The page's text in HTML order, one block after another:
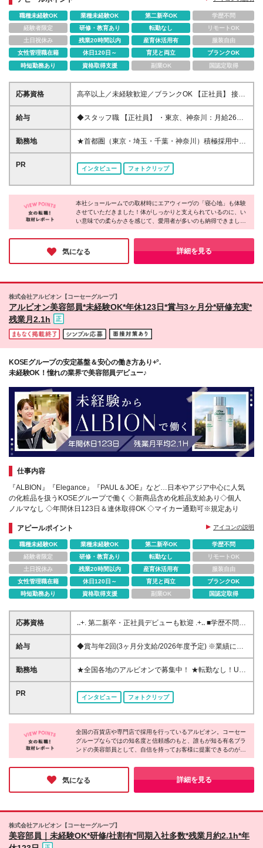
職種未経験OK 業種未経験OK 第二新卒OK
学歴不問
経験者限定
研修・教育あり 転勤なし
リモートOK
土日祝休み
残業20時間以内 産育休活用有
服装自由
女性管理職在籍
休日120日～ 育児と両立
ブランクOK
時短勤務あり
資格取得支援 副業OK 国認定取得
応募資格
高卒以上／未経験歓迎／ブランクOK 【正社員】 接客
経験1年以上の方（アルバイトも含） ◎カウンセリン
グ販売や店長としてスタッフを取りまとめたご経験が
験のある方は歓迎します（アルバイト含む） ---- 契約
の更新 有（契約期間満了時に判断） 更新上限 有
給与
◆スタッフ職 【正社員】 ・東京、神奈川：月給26万
円～ ・千葉、埼玉、愛知：月給25万3000円～ 【契約
社員】 ・東京、神奈川：月給25万5000円～ ・千葉、
万2000円～ ・その他の地域：月給21万5000円～ ※ス
に差異なし ※給与は居住地に伴います ※残業代は全額
支給
勤務地
★首都圏（東京・埼玉・千葉・神奈川）積極採用中！
★新規店舗も続々とオープン中！未経験から早期に店
長を目指せるチャンスも◎ ------------採用強化店舗-----
--------- ■東京都 三越日本橋/松屋銀座/京王新宿/東急吉
祥寺/伊勢丹立川/ハンズ北千住 等 ■埼玉県 伊勢丹浦和/
イオンモールレイクタウン等 ■千葉県 柏高島屋/プレ
ミアム・アウトレット 酒々井 等 ■神奈川県 東急たま
プラーザ/ジ・アウトレット湘南平塚 等 -------------------
-------------------- 全国の百貨店・専門店で募集中！ ※勤
転勤や希望のキャリアによって異動可能
PR
インタビュー フォトクリップ
本社ショールームでの取材時にエアウィーヴの「寝心地」も体験
させていただきました！体がしっかりと支えられているのに、い
い意味での柔らかさを感じて、愛用者が多いのも納得できまし
た。ブランド力が高いだけでなく、働いている方々も温かく、居
心地の良さを感じられるのも同社の魅力。キャリアアップのチャ
ンスもあるので、これからさらに大きくなっていく同社でなら長
期的な目線でキャリアが築けそうです。
気になる 詳細を見る
株式会社アルビオン【コーセーグループ】
アルビオン美容部員*未経験OK*年休123日*賞与3ヶ月分*研修充実*
残業月2.1h
KOSEグループの安定基盤＆安心の働き方あり+°.
未経験OK！憧れの業界で美容部員デビュー♪
仕事内容
『ALBION』『Elegance』『PAUL＆JOE』など…日本やアジア中心に人気
の化粧品を扱うKOSEグループで働く ◇新商品含め化粧品支給あり◇個人
ノルマなし ◇年間休日123日＆連休取得OK ◇マイカー通勤可※規定あり
アピールポイント アイコンの説明
職種未経験OK 業種未経験OK 第二新卒OK
学歴不問
経験者限定
研修・教育あり 転勤なし
リモートOK
土日祝休み
残業20時間以内 産育休活用有
服装自由
女性管理職在籍
休日120日～ 育児と両立
ブランクOK
時短勤務あり
資格取得支援 副業OK 国認定取得
応募資格
‥+. 第二新卒・正社員デビューも歓迎 .+‥ ■学歴不問 ■
未経験OK ‥+. こんな方を求めています！ .+‥ □美容・
コスメ・スキンケアに興味・関心がある □スキンケ
とが好き、人の相談に乗ることが多い □30代、40代、
50代とずっと扱えるブランドを提案したい □接遇マナ
10月以降 ※応相談可 ・研修は東京都（港区）にて
ト！同じ時期に入社した仲間と励まし合いながら学べ
るので、初めての環境でも心強く安心です◎研修期間
も楽しく充実した時間を過ごせます♪
給与
◆賞与年2回(3ヶ月分支給/2026年度予定) ※業績によ
る ◆月収25万円を超えるスタートも可！ ◆入社初年
度で年収380万円のメンバーも （東京・神奈川） ◆
給＋時間外手当 ＜ 埼玉・千葉・愛知・大阪・兵庫・
月給215,000円～月給245,000円＋同上 ＜ その他都道
府県 ＞ 月給210,000円～月給240,000円＋同上 ※経
験・スキルを考慮の上、当社規定に基づいて決定しま
遇条件面での変更はありません。 《年収アップ例》
▼入社1年目…年収360万円 ▼入社2年目…年収370万
在住の場合・賞与2回含む 《ゆくゆくは》 将来的には
［店舗運営を行うマネジメント］や ［複数店舗を統
勤務地
★全国各地のアルビオンで募集中！ ★転勤なし！U／
Iターン歓迎！ ★お住まいを考慮し配属先を決定しま
す♪ *・゜゜・*:.。..。.:*・゜・*:.。. .。.:*・゜゜ ご自
宅から通勤可能な地域（目安90分圏内）の店舗へ配属
当社規定により、勤務地によってはマイカー通勤も可
*・゜゜・*:.。..。.:*・゜・*:.。. .。.:*・゜゜ ＼ 以下の
エリアは特に積極採用中！ ／ 東京23区、千葉県エリ
ア、浜松市、大分市 *・゜゜・*:.。..。.:*・゜・*:.。.
.。.:*・゜゜ ＜その他 募集エリア＞ 青森県、宮城県、
県、新潟県、山梨県、長野県、岐阜県、静岡県、愛知
県、三重県、滋賀県、京都府、大阪府、兵庫県、広島
PR
インタビュー フォトクリップ
全国の百貨店や専門店で採用を行っているアルビオン。コーセー
グループならではの知名度と信頼感のもと、誰もが知る有名ブラ
ンドの美容部員として、自信を持ってお客様に提案できるのが魅
力です！
【年間休日123日／残業月平均2.1時間／育休復職率95％】と、
働きやすさも抜群。実際に勤続年数は8.8年と、女性が長く活躍
しています。ゆとりある働き方をしながら、お客様に必要な接客
をお届けしたい方にオススメです♪
気になる 詳細を見る
株式会社アルビオン【コーセーグループ】
美容部員｜未経験OK*研修/社割有*同期入社多数*残業月約2.1h*年